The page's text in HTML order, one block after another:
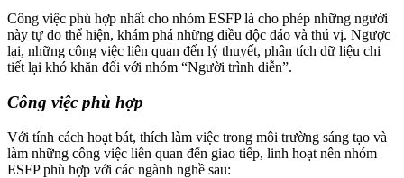
Công việc phù hợp nhất cho nhóm ESFP là cho phép những người
này tự do thể hiện, khám phá những điều độc đáo và thú vị. Ngược
lại, những công việc liên quan đến lý thuyết, phân tích dữ liệu chi
tiết lại khó khăn đối với nhóm “Người trình diễn”.
Công việc phù hợp
Với tính cách hoạt bát, thích làm việc trong môi trường sáng tạo và
làm những công việc liên quan đến giao tiếp, linh hoạt nên nhóm
ESFP phù hợp với các ngành nghề sau: